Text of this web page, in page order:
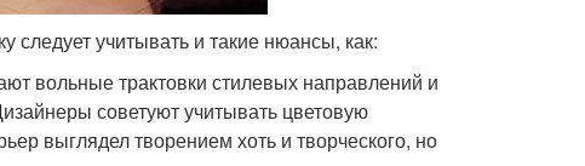
следует учитывать и такие нюансы, как:
вольные трактовки стилевых направлений и
советуют учитывать цветовую
выглядел творением хоть и творческого, но